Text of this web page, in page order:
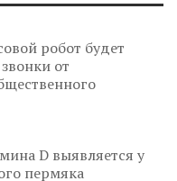
робот будет
от
D выявляется у
пермяка